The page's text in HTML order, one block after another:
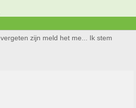
zijn meld het me... Ik stem